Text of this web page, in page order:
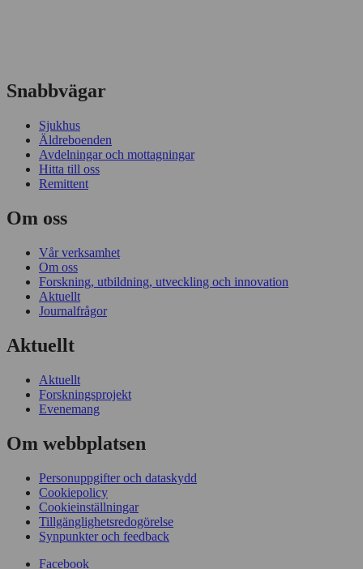
Snabbvägar
Sjukhus
Äldreboenden
Avdelningar och mottagningar
Hitta till oss
Remittent
Om oss
Vår verksamhet
Om oss
Forskning, utbildning, utveckling och innovation
Aktuellt
Journalfrågor
Aktuellt
Aktuellt
Forskningsprojekt
Evenemang
Om webbplatsen
Personuppgifter och dataskydd
Cookiepolicy
Cookieinställningar
Tillgänglighetsredogörelse
Synpunkter och feedback
Facebook